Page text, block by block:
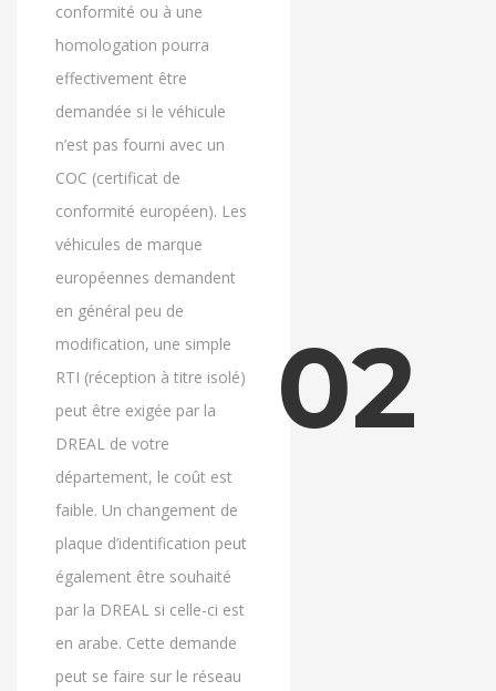
02
conformité ou à une
homologation pourra
effectivement être
demandée si le véhicule
n’est pas fourni avec un
COC (certificat de
conformité européen). Les
véhicules de marque
européennes demandent
en général peu de
modification, une simple
RTI (réception à titre isolé)
peut être exigée par la
DREAL de votre
département, le coût est
faible. Un changement de
plaque d’identification peut
également être souhaité
par la DREAL si celle-ci est
en arabe. Cette demande
peut se faire sur le réseau